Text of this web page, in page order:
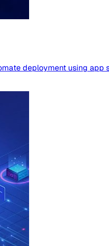
deployment using app